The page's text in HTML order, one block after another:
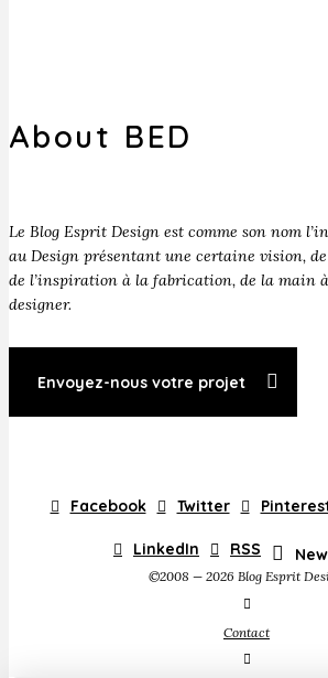
About BED
Le Blog Esprit Design est comme son nom
au Design présentant une certaine vision,
de l’inspiration à la fabrication, de la main
designer.
Envoyez-nous votre projet
Facebook Twitter
LinkedIn RSS
©2008 — 2026 Blog Esprit
Contact